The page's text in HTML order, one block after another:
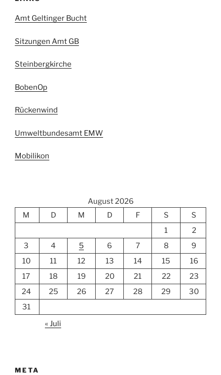
Amt Geltinger Bucht
Sitzungen Amt GB
Steinbergkirche
BobenOp
Rückenwind
Umweltbundesamt EMW
Mobilikon
August 2026
M
D M D F S
S
1
2
3
4 5 6 7 8
9
10
11 12 13 14 15
16
17
18 19 20 21 22
23
24
25 26 27 28 29
30
31
« Juli
META